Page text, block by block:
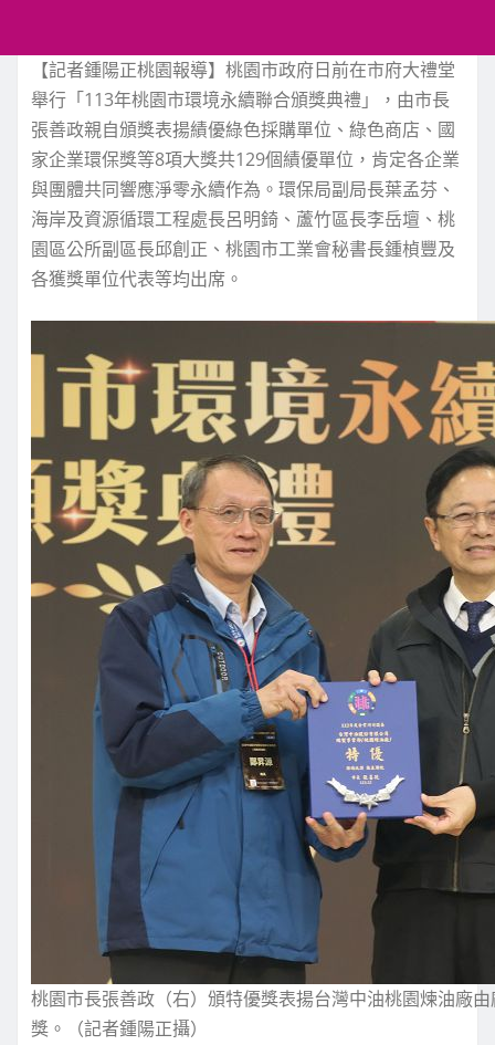
【記者鍾陽正桃園報導】桃園市政府日前在市府大禮堂
舉行「113年桃園市環境永續聯合頒獎典禮」，由市長
張善政親自頒獎表揚績優綠色採購單位、綠色商店、國
家企業環保獎等8項大獎共129個績優單位，肯定各企業
與團體共同響應淨零永續作為。環保局副局長葉孟芬、
海岸及資源循環工程處長呂明錡、蘆竹區長李岳壇、桃
園區公所副區長邱創正、桃園市工業會秘書長鍾楨豐及
各獲獎單位代表等均出席。
桃園市長張善政（右）頒特優獎表揚台灣中油桃園煉油廠
獎。（記者鍾陽正攝）